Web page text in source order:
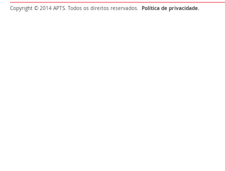
Copyright © 2014 APTS. Todos os direitos reservados. Política de privacidade.